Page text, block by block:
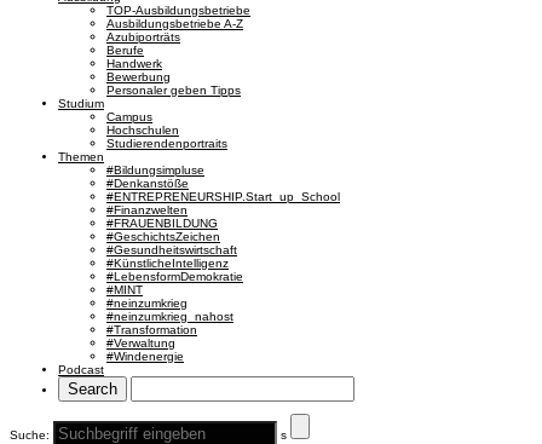
TOP-Ausbildungsbetriebe
Ausbildungsbetriebe A-Z
Azubiporträts
Berufe
Handwerk
Bewerbung
Personaler geben Tipps
Studium
Campus
Hochschulen
Studierendenportraits
Themen
#Bildungsimpluse
#Denkanstöße
#ENTREPRENEURSHIP.Start_up_School
#Finanzwelten
#FRAUENBILDUNG
#GeschichtsZeichen
#Gesundheitswirtschaft
#KünstlicheIntelligenz
#LebensformDemokratie
#MINT
#neinzumkrieg
#neinzumkrieg_nahost
#Transformation
#Verwaltung
#Windenergie
Podcast
Suche:
s